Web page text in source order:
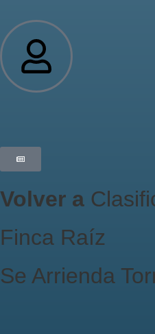
Volver a
Finca Raíz
Se Arrienda